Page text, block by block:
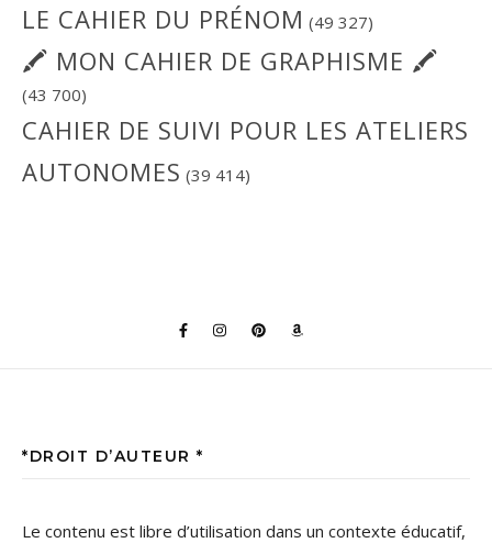
LE CAHIER DU PRÉNOM (49 327)
🖍 MON CAHIER DE GRAPHISME 🖍
(43 700)
CAHIER DE SUIVI POUR LES ATELIERS
AUTONOMES (39 414)
*DROIT D’AUTEUR *
Le contenu est libre d’utilisation dans un contexte éducatif,